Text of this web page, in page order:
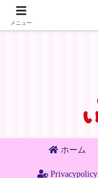
ホーム
Privacypolicy
メニュー